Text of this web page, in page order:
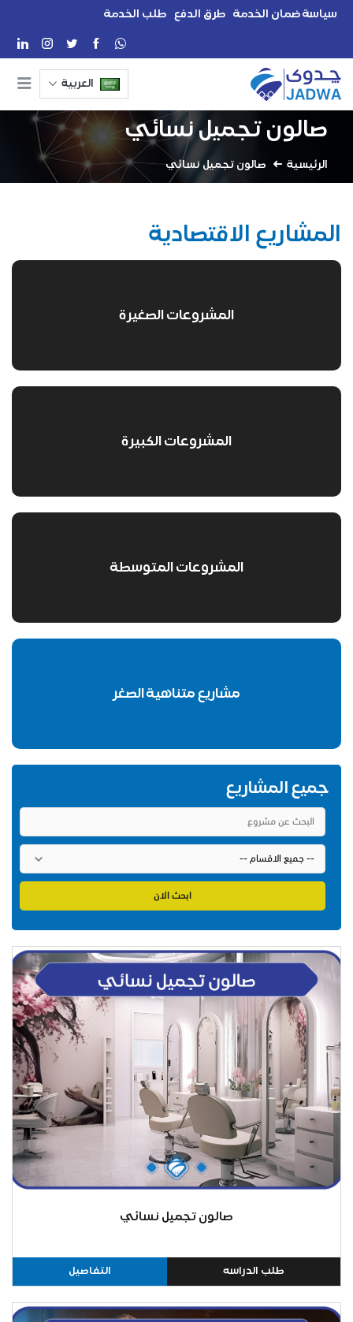
سياسة ضمان الخدمة طرق الدفع طلب الخدمة
العربية
صالون تجميل نسائي
الرئيسية صالون تجميل نسائي
المشاريع الاقتصادية
المشروعات الصغيرة
المشروعات الكبيرة
المشروعات المتوسطة
مشاريع متناهية الصغر
جميع المشاريع
صالون تجميل نسائي
طلب الدراسه التفاصيل